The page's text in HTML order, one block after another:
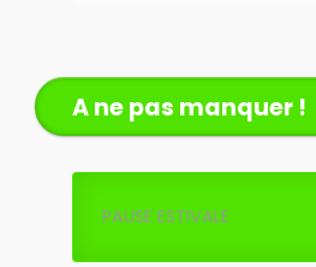
A ne pas manquer !
PAUSE ESTIVALE